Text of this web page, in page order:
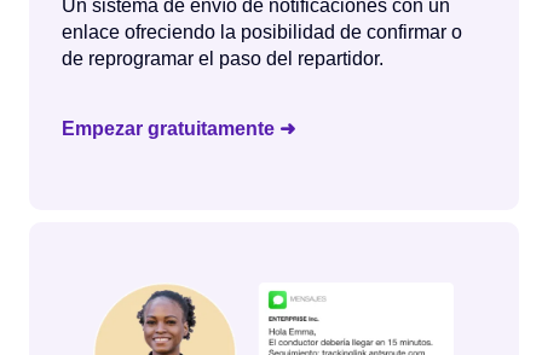
Un sistema de envío de notificaciones con un
enlace ofreciendo la posibilidad de confirmar o
de reprogramar el paso del repartidor.
Empezar gratuitamente ➜